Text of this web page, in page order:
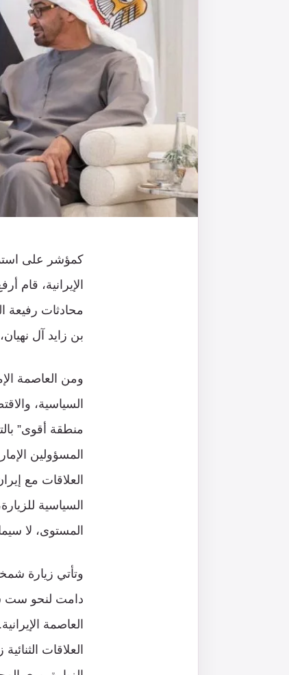
كمؤشر على
الإيرانية،
محادثات رفيعة
بن زايد آل
ومن العاصمة
السياسية،
منطقة أقوى”
المسؤولين
العلاقات مع
السياسية
المستوى، لا
وتأتي زيارة
العاصمة
العلاقات